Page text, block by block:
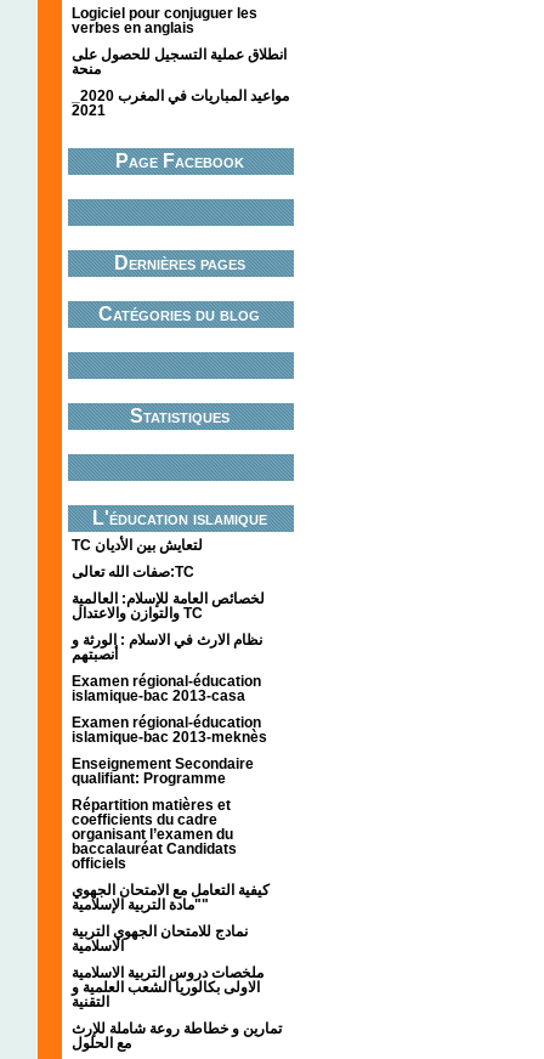
Logiciel pour conjuguer les
verbes en anglais
انطلاق عملية التسجيل للحصول على
منحة
2021
Page Facebook
Dernières pages
Catégories du blog
Statistiques
L'éducation islamique
TC لتعايش بين الأديان
صفات الله تعالى:TC
لخصائص العامة للإسلام: العالمية
والتوازن والاعتدال TC
نظام الارث في الاسلام : الورثة و
أنصبتهم
Examen régional-éducation
islamique-bac 2013-casa
Examen régional-éducation
islamique-bac 2013-meknès
Enseignement Secondaire
qualifiant: Programme
Répartition matières et
coefficients du cadre
organisant l’examen du
baccalauréat Candidats
officiels
كيفية التعامل مع الامتحان الجهوي
"مادة التربية الإسلامية"
نمادج للامتحان الجهوي التربية
الاسلامية
ملخصات دروس التربية الاسلامية
الاولى بكالوريا الشعب العلمية و
التقنية
تمارين و خطاطة روعة شاملة للإرث
مع الحلول